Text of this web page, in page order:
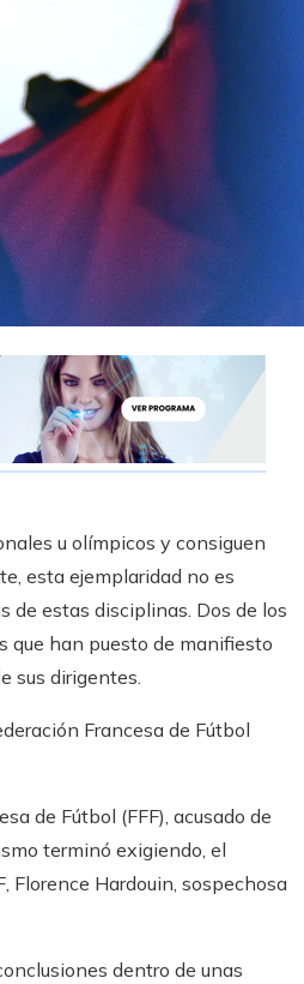
u olímpicos y consiguen
esta ejemplaridad no es
de estas disciplinas. Dos de los
que han puesto de manifiesto
sus dirigentes.
Francesa de Fútbol
de Fútbol (FFF), acusado de
terminó exigiendo, el
Florence Hardouin, sospechosa
dentro de unas